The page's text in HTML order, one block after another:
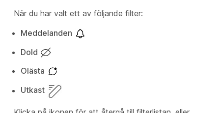
När du har valt ett av följande filter:
Meddelanden
Dold
Olästa
Utkast